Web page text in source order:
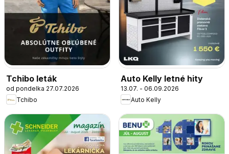
Tchibo leták
od pondelka 27.07.2026
Tchibo
Auto Kelly letné hity
13.07. - 06.09.2026
Auto Kelly